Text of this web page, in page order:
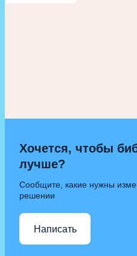
Хочется, чтобы
лучше?
Сообщите, какие нужны
решении
Написать